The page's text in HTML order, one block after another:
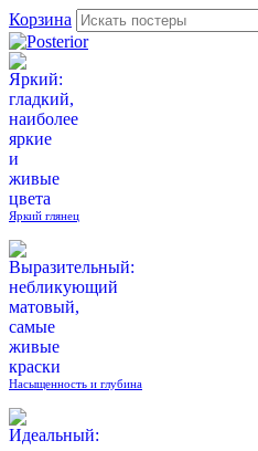
Корзина
Яркий глянец
Насыщенность и глубина